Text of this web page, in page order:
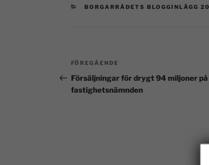
BORGARRÅDETS BLOGGINLÄGG
FÖREGÅENDE
Försäljningar för drygt 94 miljoner på
fastighetsnämnden